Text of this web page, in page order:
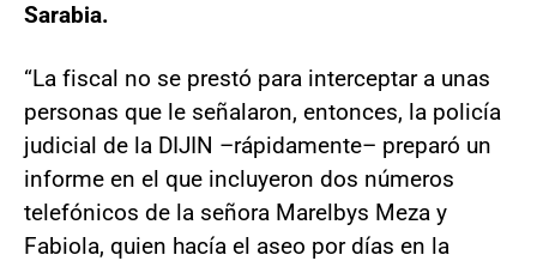
Sarabia.
“La fiscal no se prestó para interceptar a unas
personas que le señalaron, entonces, la policía
judicial de la DIJIN –rápidamente– preparó un
informe en el que incluyeron dos números
telefónicos de la señora Marelbys Meza y
Fabiola, quien hacía el aseo por días en la